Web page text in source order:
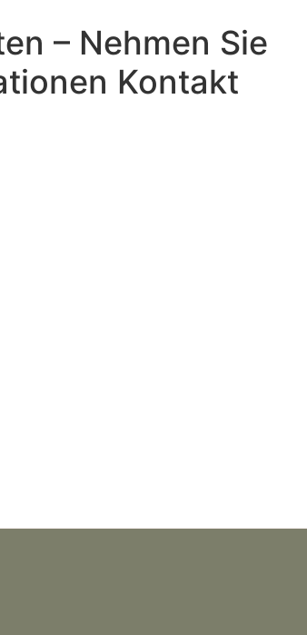
– Nehmen Sie
Kontakt